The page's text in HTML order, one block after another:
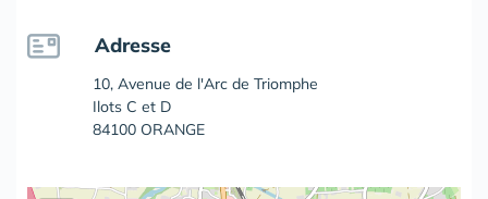
Adresse
10, Avenue de l'Arc de Triomphe
Ilots C et D
84100 ORANGE